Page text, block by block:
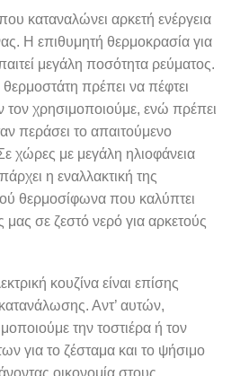
καταναλώνει αρκετή ενέργεια
Η επιθυμητή θερμοκρασία για
μεγάλη ποσότητα ρεύματος.
πρέπει να πέφτει
τον χρησιμοποιούμε, ενώ πρέπει
περάσει το απαιτούμενο
χώρες με μεγάλη ηλιοφάνεια
η εναλλακτική της
θερμοσίφωνα που καλύπτει
σε ζεστό νερό για αρκετούς
κουζίνα είναι επίσης
Αντ’ αυτών,
την τοστιέρα ή τον
για το ζέσταμα και το ψήσιμο
οικονομία στους